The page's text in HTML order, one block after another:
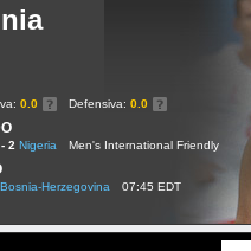
0.0 Defensiva: 0.0
2 Nigeria Men's International Friendly
Bosnia-Herzegovina 07:45 EDT